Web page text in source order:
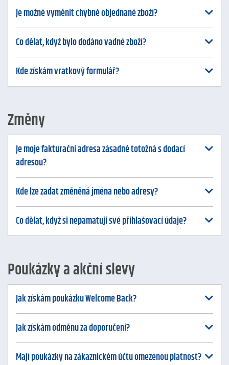
Je možné vyměnit chybně objednané zboží?
Co dělat, když bylo dodáno vadné zboží?
Kde získám vratkový formulář?
Změny
Je moje fakturační adresa zásadně totožná s dodací
adresou?
Kde lze zadat změněná jména nebo adresy?
Co dělat, když si nepamatuji své přihlašovací údaje?
Poukázky a akční slevy
Jak získám poukázku Welcome Back?
Jak získám odměnu za doporučení?
Mají poukázky na zákaznickém účtu omezenou platnost?